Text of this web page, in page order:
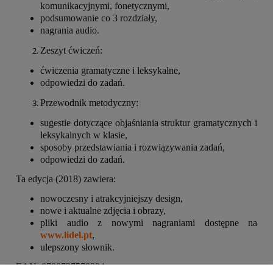
komunikacyjnymi, fonetycznymi,
podsumowanie co 3 rozdziały,
nagrania audio.
Zeszyt ćwiczeń:
ćwiczenia gramatyczne i leksykalne,
odpowiedzi do zadań.
Przewodnik metodyczny:
sugestie dotyczące objaśniania struktur gramatycznych i
leksykalnych w klasie,
sposoby przedstawiania i rozwiązywania zadań,
odpowiedzi do zadań.
Ta edycja (2018) zawiera:
nowoczesny i atrakcyjniejszy design,
nowe i aktualne zdjęcia i obrazy,
pliki audio z nowymi nagraniami dostępne na
www.lidel.pt,
ulepszony słownik.
EAN: 9789727579334